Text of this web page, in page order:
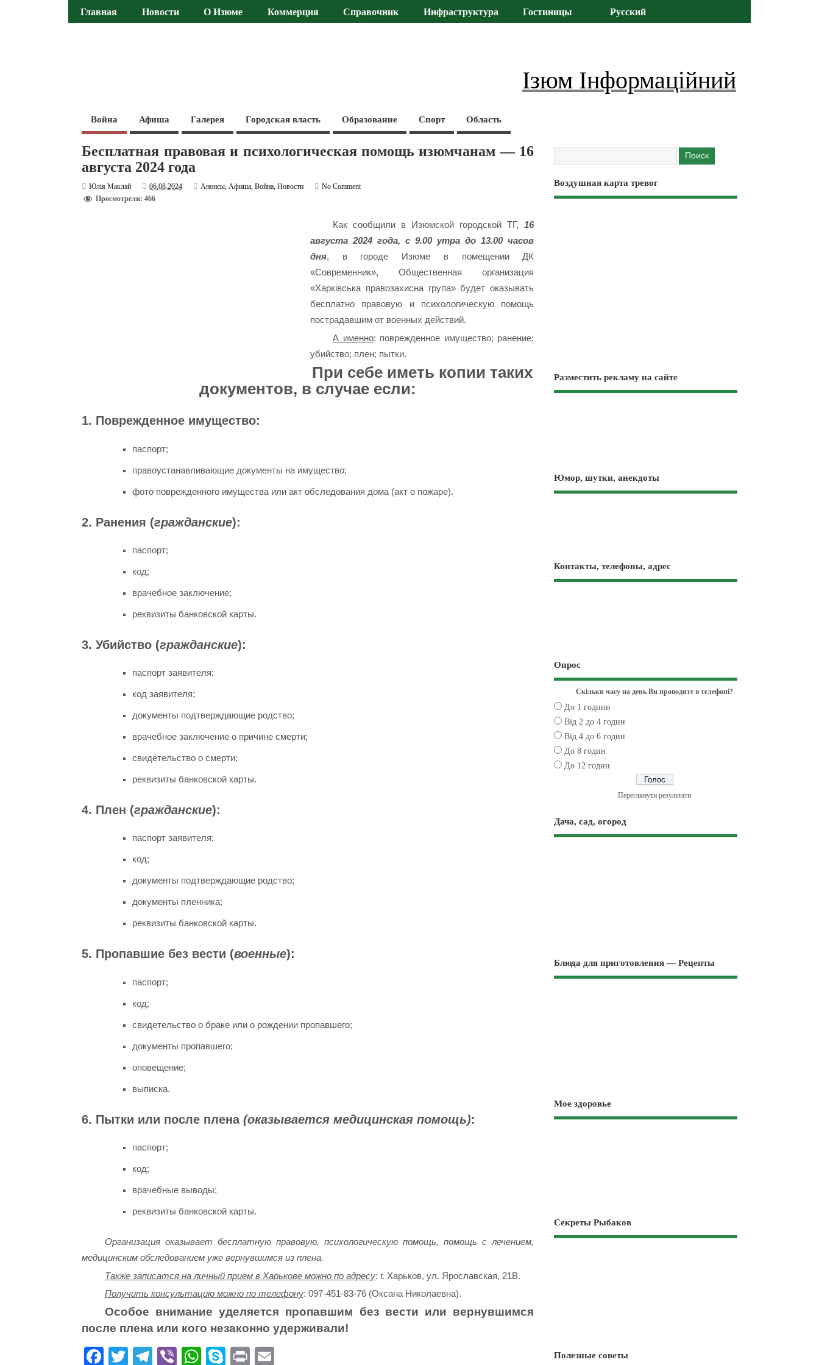
Главная Новости О Изюме Коммерция Справочник Инфраструктура Гостиницы Русский
Ізюм Інформаційний
Война Афиша Галерея Городская власть Образование Спорт Область
Бесплатная правовая и психологическая помощь изюмчанам — 16
августа 2024 года
Юлія Маклай 06.08.2024 Анонсы,Афиша,Война,Новости
No Comment
Просмотрели: 466
Как сообщили в Изюмской городской ТГ,16
августа 2024 года, с 9.00 утра до 13.00 часов
дня, в городе Изюме в помещении ДК
«Современник», Общественная организация
«Харківська правозахисна група» будет оказывать
бесплатно правовую и психологическую помощь
пострадавшим от военных действий.
А именно: поврежденное имущество; ранение;
убийство; плен; пытки.
При себе иметь копии таких
документов, в случае если:
1. Поврежденное имущество:
паспорт;
правоустанавливающие документы на имущество;
фото поврежденного имущества или акт обследования дома (акт о пожаре).
2. Ранения (гражданские):
паспорт;
код;
врачебное заключение;
реквизиты банковской карты.
3. Убийство (гражданские):
паспорт заявителя;
код заявителя;
документы подтверждающие родство;
врачебное заключение о причине смерти;
свидетельство о смерти;
реквизиты банковской карты.
4. Плен (гражданские):
паспорт заявителя;
код;
документы подтверждающие родство;
документы пленника;
реквизиты банковской карты.
5. Пропавшие без вести (военные):
паспорт;
код;
свидетельство о браке или о рождении пропавшего;
документы пропавшего;
оповещение;
выписка.
6. Пытки или после плена(оказывается медицинская помощь):
паспорт;
код;
врачебные выводы;
реквизиты банковской карты.
Организация оказывает бесплатную правовую, психологическую помощь, помощь с лечением,
медицинским обследованием уже вернувшимся из плена.
Также записатся на личный прием в Харькове можно по адресу: г. Харьков, ул. Ярославская, 21В.
Получить консультацию можно по телефону: 097-451-83-76 (Оксана Николаевна).
Особое внимание уделяется пропавшим без вести или вернувшимся
после плена или кого незаконно удерживали!
Fa T
Te Vi
W
S
Pr
Воздушная карта тревог
Разместить рекламу на сайте
Юмор, шутки, анекдоты
Контакты, телефоны, адрес
Опрос
Скільки часу на день Ви проводите в телефоні?
До 1 години
Від 2 до 4 годин
Від 4 до 6 годин
До 8 годин
До 12 годин
Переглянути результати
Дача, сад, огород
Блюда для приготовления — Рецепты
Мое здоровье
Секреты Рыбаков
Полезные советы